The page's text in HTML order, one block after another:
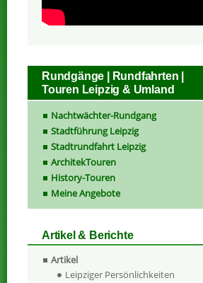
Rundgänge | Rundfahrten |
Touren Leipzig & Umland
Nachtwächter-Rundgang
Stadtführung Leipzig
Stadtrundfahrt Leipzig
ArchitekTouren
History-Touren
Meine Angebote
Artikel & Berichte
Artikel
Leipziger Persönlichkeiten